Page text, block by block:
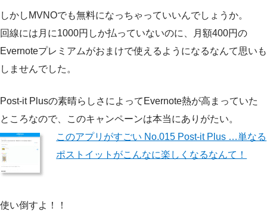
しかしMVNOでも無料になっちゃっていいんでしょうか。
回線には月に1000円しか払っていないのに、月額400円の
Evernoteプレミアムがおまけで使えるようになるなんて思いも
しませんでした。
Post-it Plusの素晴らしさによってEvernote熱が高まっていた
ところなので、このキャンペーンは本当にありがたい。
このアプリがすごい No.015 Post-it Plus …単なる
ポストイットがこんなに楽しくなるなんて！
使い倒すよ！！